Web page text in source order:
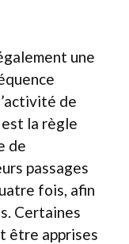
une
de
est la règle
de
passages
fois, afin
Certaines
être apprises